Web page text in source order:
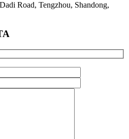
Road, Tengzhou, Shandong,